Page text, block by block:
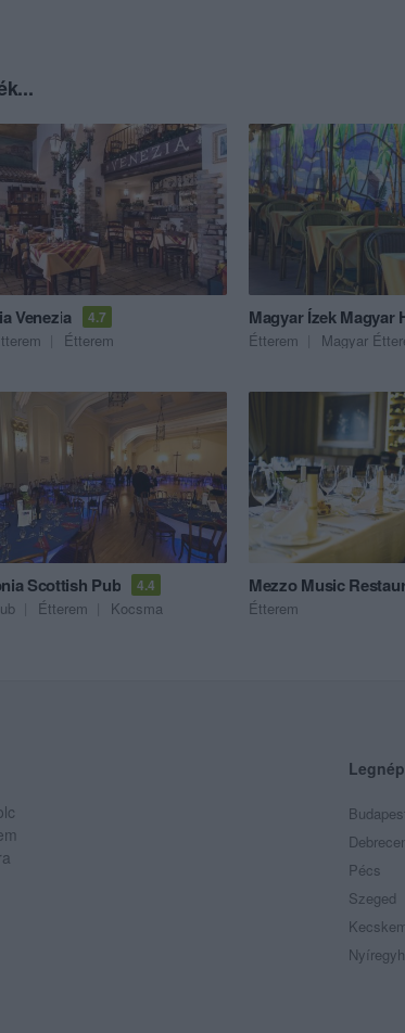
Venezia 4.7
Étterem
Magyar Ízek Magyar
Étterem Magyar
Scottish Pub 4.4
Étterem Kocsma
Mezzo Music
Étterem
Pécs
Szeged